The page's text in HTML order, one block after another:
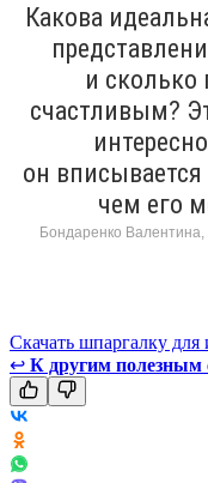
Какова
и сколько
счастливым?
он
чем его
Бондаренко
Скачать шпаргалку для
↩ К другим полезным